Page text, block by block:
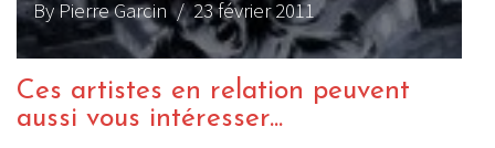
By Pierre Garcin / 23 février 2011
Ces artistes en relation peuvent
aussi vous intéresser...